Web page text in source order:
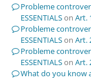
Probleme
ESSENTIALSon Art.
Probleme
ESSENTIALSon Art.
Probleme
ESSENTIALSon Art.
What do you know